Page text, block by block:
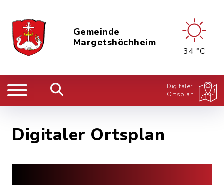
Gemeinde
Margetshöchheim
34 °C
Digitaler
Ortsplan
Digitaler Ortsplan